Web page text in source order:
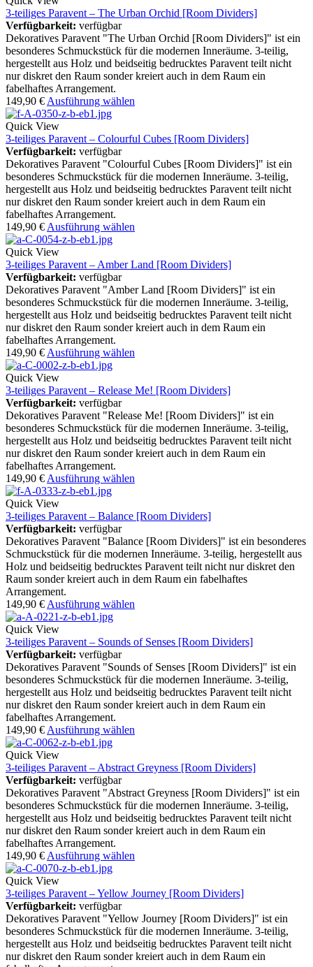
3-teiliges Paravent – The Urban Orchid [Room Dividers]
Verfügbarkeit: verfügbar
Dekoratives Paravent "The Urban Orchid [Room Dividers]" ist ein
besonderes Schmuckstück für die modernen Inneräume. 3-teilig,
hergestellt aus Holz und beidseitig bedrucktes Paravent teilt nicht
nur diskret den Raum sonder kreiert auch in dem Raum ein
fabelhaftes Arrangement.
149,90 € Ausführung wählen
Quick View
3-teiliges Paravent – Colourful Cubes [Room Dividers]
Verfügbarkeit: verfügbar
Dekoratives Paravent "Colourful Cubes [Room Dividers]" ist ein
besonderes Schmuckstück für die modernen Inneräume. 3-teilig,
hergestellt aus Holz und beidseitig bedrucktes Paravent teilt nicht
nur diskret den Raum sonder kreiert auch in dem Raum ein
fabelhaftes Arrangement.
149,90 € Ausführung wählen
Quick View
3-teiliges Paravent – Amber Land [Room Dividers]
Verfügbarkeit: verfügbar
Dekoratives Paravent "Amber Land [Room Dividers]" ist ein
besonderes Schmuckstück für die modernen Inneräume. 3-teilig,
hergestellt aus Holz und beidseitig bedrucktes Paravent teilt nicht
nur diskret den Raum sonder kreiert auch in dem Raum ein
fabelhaftes Arrangement.
149,90 € Ausführung wählen
Quick View
3-teiliges Paravent – Release Me! [Room Dividers]
Verfügbarkeit: verfügbar
Dekoratives Paravent "Release Me! [Room Dividers]" ist ein
besonderes Schmuckstück für die modernen Inneräume. 3-teilig,
hergestellt aus Holz und beidseitig bedrucktes Paravent teilt nicht
nur diskret den Raum sonder kreiert auch in dem Raum ein
fabelhaftes Arrangement.
149,90 € Ausführung wählen
Quick View
3-teiliges Paravent – Balance [Room Dividers]
Verfügbarkeit: verfügbar
Dekoratives Paravent "Balance [Room Dividers]" ist ein besonderes
Schmuckstück für die modernen Inneräume. 3-teilig, hergestellt aus
Holz und beidseitig bedrucktes Paravent teilt nicht nur diskret den
Raum sonder kreiert auch in dem Raum ein fabelhaftes
Arrangement.
149,90 € Ausführung wählen
Quick View
3-teiliges Paravent – Sounds of Senses [Room Dividers]
Verfügbarkeit: verfügbar
Dekoratives Paravent "Sounds of Senses [Room Dividers]" ist ein
besonderes Schmuckstück für die modernen Inneräume. 3-teilig,
hergestellt aus Holz und beidseitig bedrucktes Paravent teilt nicht
nur diskret den Raum sonder kreiert auch in dem Raum ein
fabelhaftes Arrangement.
149,90 € Ausführung wählen
Quick View
3-teiliges Paravent – Abstract Greyness [Room Dividers]
Verfügbarkeit: verfügbar
Dekoratives Paravent "Abstract Greyness [Room Dividers]" ist ein
besonderes Schmuckstück für die modernen Inneräume. 3-teilig,
hergestellt aus Holz und beidseitig bedrucktes Paravent teilt nicht
nur diskret den Raum sonder kreiert auch in dem Raum ein
fabelhaftes Arrangement.
149,90 € Ausführung wählen
Quick View
3-teiliges Paravent – Yellow Journey [Room Dividers]
Verfügbarkeit: verfügbar
Dekoratives Paravent "Yellow Journey [Room Dividers]" ist ein
besonderes Schmuckstück für die modernen Inneräume. 3-teilig,
hergestellt aus Holz und beidseitig bedrucktes Paravent teilt nicht
nur diskret den Raum sonder kreiert auch in dem Raum ein